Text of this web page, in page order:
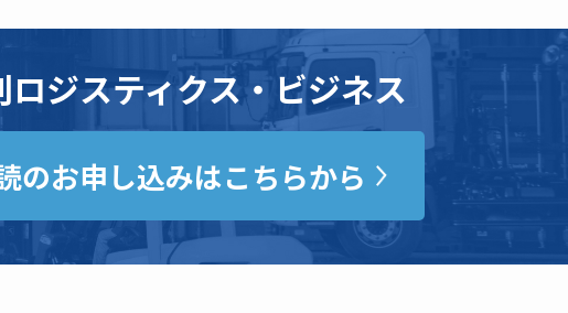
ロジスティクス・ビジネス
のお申し込みはこちらから